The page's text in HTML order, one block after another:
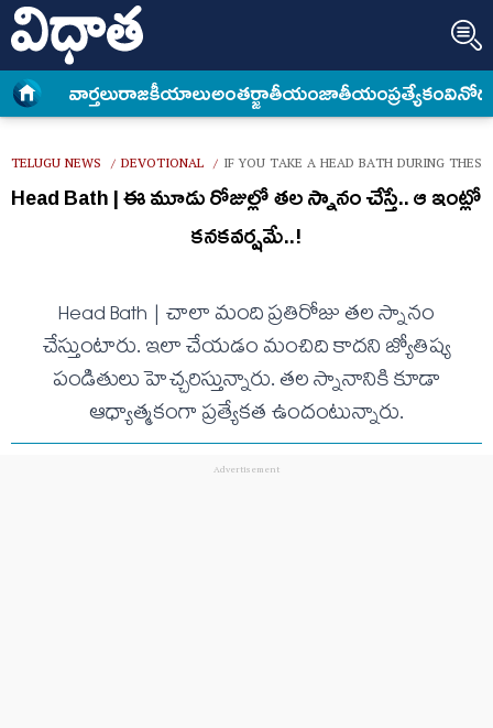
వార్త‌లురాజకీయాలుఅంత‌ర్జాతీయంజాతీయంప్రత్యేకం
TELUGU NEWS / DEVOTIONAL / IF YOU TAKE A HEAD BATH DURING
Head Bath | ఈ మూడు రోజుల్లో త‌ల స్నానం చేస్తే.. ఆ ఇంట్లో
క‌న‌క‌వ‌ర్ష‌మే..!
Head Bath | చాలా మంది ప్ర‌తిరోజు త‌ల స్నానం
చేస్తుంటారు. ఇలా చేయ‌డం మంచిది కాద‌ని జ్యోతిష్య
పండితులు హెచ్చ‌రిస్తున్నారు. త‌ల స్నానానికి కూడా
ఆధ్యాత్మ‌కంగా ప్ర‌త్యేక‌త ఉందంటున్నారు.